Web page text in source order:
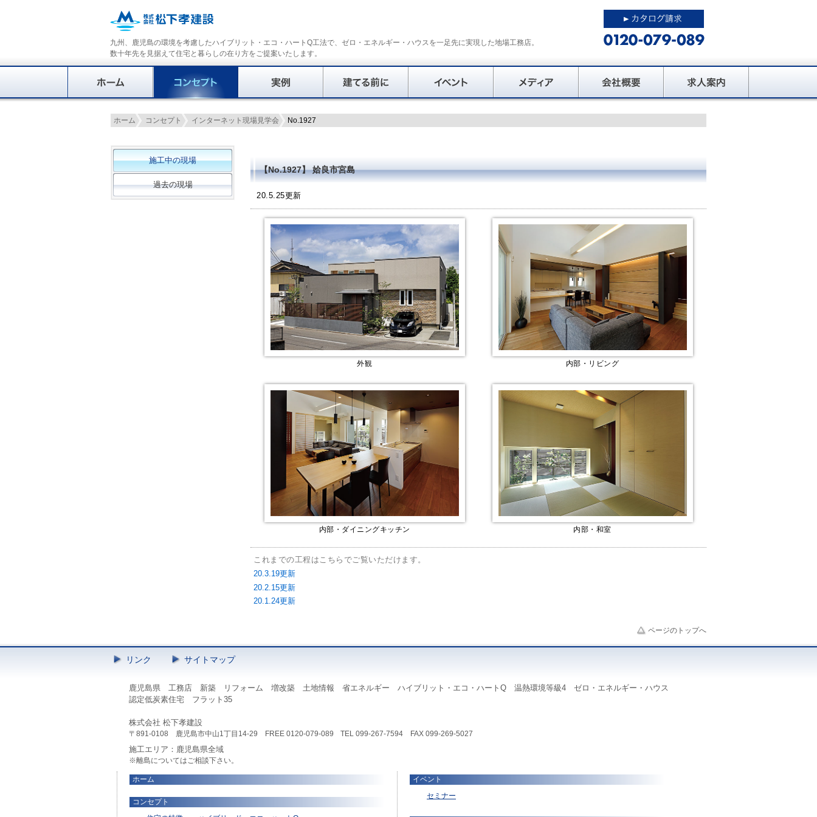
九州、鹿児島の環境を考慮したハイブリット・エコ・ハートQ工法で、ゼロ・エネルギー・ハウスを一足先に実現した地場工務店。
数十年先を見据えて住宅と暮らしの在り方をご提案いたします。
ホーム コンセプト インターネット現場見学会 No.1927
【No.1927】 姶良市宮島
20.5.25更新
外観 内部・リビング
内部・ダイニングキッチン 内部・和室
これまでの工程はこちらでご覧いただけます。
20.3.19更新
20.2.15更新
20.1.24更新
施工中の現場
過去の現場
ページのトップへ
リンク サイトマップ
鹿児島県 工務店 新築 リフォーム 増改築 土地情報 省エネルギー ハイブリット・エコ・ハートQ 温熱環境等級4 ゼロ・エネルギー・ハウス
認定低炭素住宅 フラット35
株式会社 松下孝建設
〒891-0108 鹿児島市中山1丁目14-29 FREE 0120-079-089 TEL 099-267-7594 FAX 099-269-5027
施工エリア：鹿児島県全域
※離島についてはご相談下さい。
ホーム
コンセプト
イベント
セミナー